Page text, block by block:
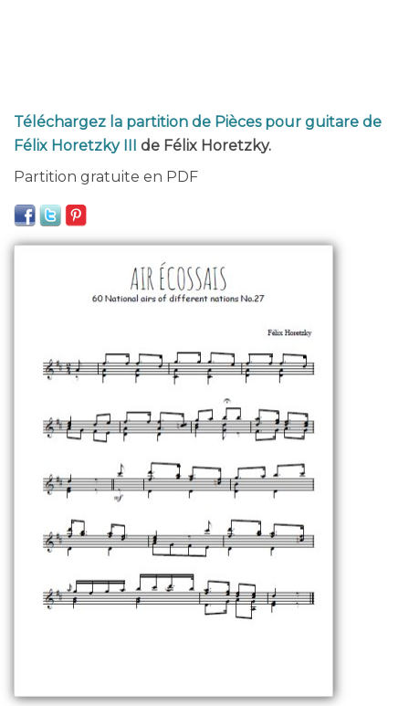
Téléchargez la partition de Pièces pour guitare de
Félix Horetzky III de Félix Horetzky.
Partition gratuite en PDF